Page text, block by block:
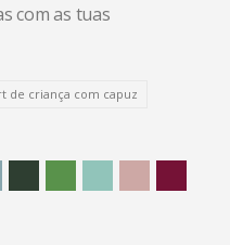
com as tuas
de criança com capuz